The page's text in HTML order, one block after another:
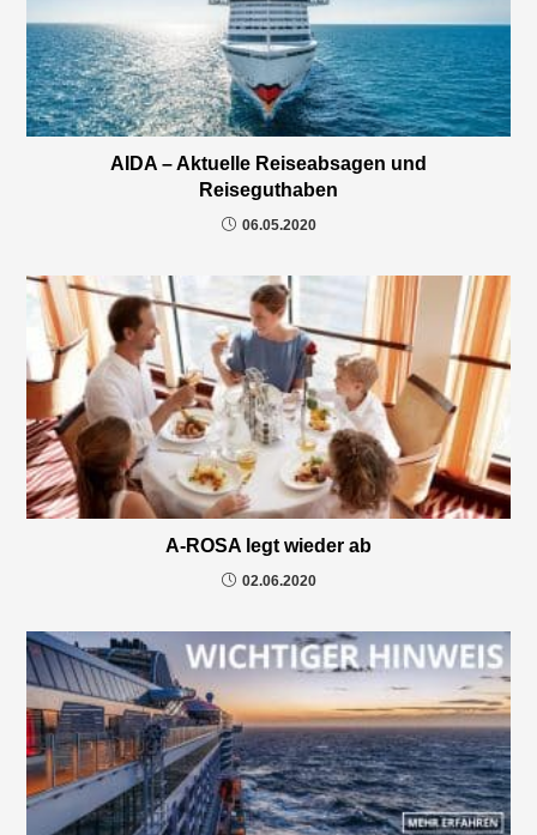
AIDA – Aktuelle Reiseabsagen und
Reiseguthaben
06.05.2020
A-ROSA legt wieder ab
02.06.2020